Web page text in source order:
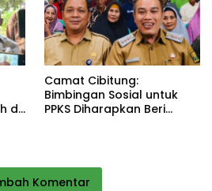
di
Camat Cibitung:
Bimbingan Sosial untuk
PPKS Diharapkan Beri
Komentar